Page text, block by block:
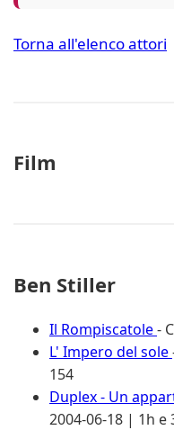
Torna all'elenco attori
Film
Ben Stiller
Il Rompiscatole-
L' Impero del sole
154
Duplex - Un
2004-06-18 | 1h e